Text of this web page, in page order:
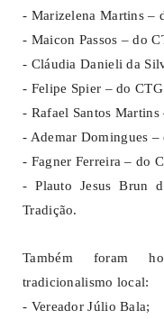
- Marizelena Martins –
- Maicon Passos – do
- Cláudia Danieli da
- Felipe Spier – do
- Rafael Santos
- Ademar Domingues –
- Fagner Ferreira – do
- Plauto Jesus Brun
Tradição.
Também foram
tradicionalismo local:
- Vereador Júlio Bala;